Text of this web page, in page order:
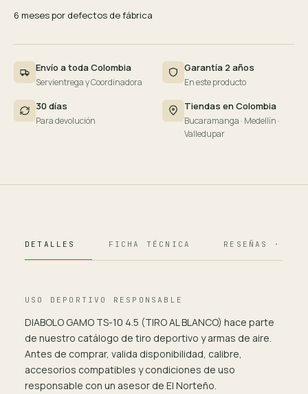
6 meses por defectos de fábrica
Envío a toda Colombia
Servientrega y Coordinadora
Garantía 2 años
En este producto
30 días
Para devolución
Tiendas en Colombia
Bucaramanga · Medellín ·
Valledupar
DETALLES FICHA TÉCNICA RESEÑAS · 124
USO DEPORTIVO RESPONSABLE
DIABOLO GAMO TS-10 4.5 (TIRO AL BLANCO) hace parte
de nuestro catálogo de tiro deportivo y armas de aire.
Antes de comprar, valida disponibilidad, calibre,
accesorios compatibles y condiciones de uso
responsable con un asesor de El Norteño.